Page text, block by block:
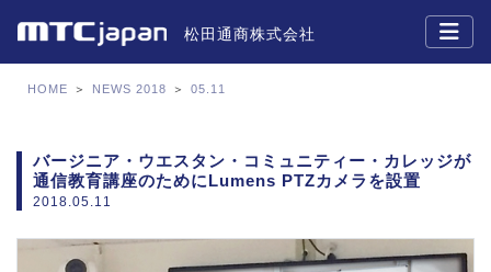
松田通商株式会社
HOME ＞ NEWS 2018 ＞ 05.11
バージニア・ウエスタン・コミュニティー・カレッジが
通信教育講座のためにLumens PTZカメラを設置
2018.05.11